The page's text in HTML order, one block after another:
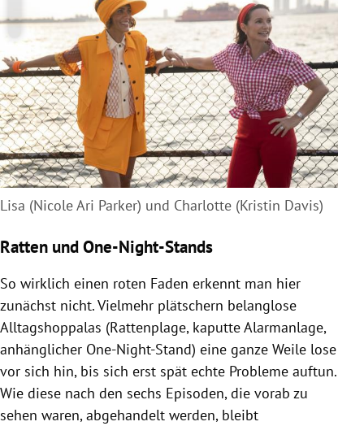
Lisa (Nicole Ari Parker) und Charlotte (Kristin Davis)
Ratten und One-Night-Stands
So wirklich einen roten Faden erkennt man hier
zunächst nicht. Vielmehr plätschern belanglose
Alltagshoppalas (Rattenplage, kaputte Alarmanlage,
anhänglicher One-Night-Stand) eine ganze Weile lose
vor sich hin, bis sich erst spät echte Probleme auftun.
Wie diese nach den sechs Episoden, die vorab zu
sehen waren, abgehandelt werden, bleibt